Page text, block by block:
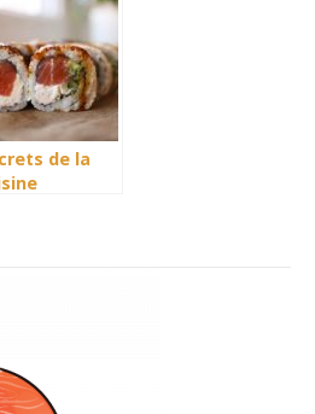
traditions et
saveurs
de la